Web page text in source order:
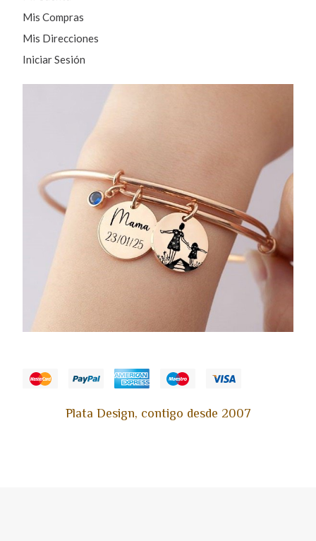
Mis Compras
Mis Direcciones
Iniciar Sesión
Plata Design, contigo desde 2007